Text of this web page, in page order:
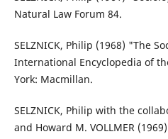
Natural Law Forum 84.
SELZNICK, Philip (1968) "The
International Encyclopedia of
York: Macmillan.
SELZNICK, Philip with the
and Howard M. VOLLMER